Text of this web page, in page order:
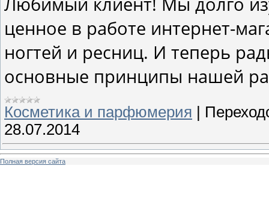
ценное в работе интернет-
ногтей и ресниц. И теперь
основные принципы нашей
Косметика и парфюмерия
28.07.2014
Полная версия сайта